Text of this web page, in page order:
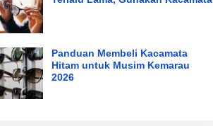
Panduan Membeli Kacamata
Hitam untuk Musim Kemarau
2026